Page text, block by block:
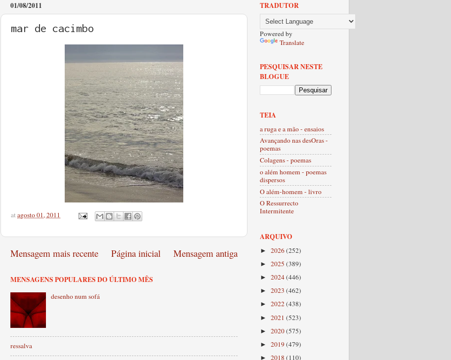
01/08/2011
mar de cacimbo
atagosto 01, 2011
Mensagem mais recente Mensagem antiga
Página inicial
MENSAGENS POPULARES DO ÚLTIMO MÊS
desenho num sofá
ressalva
TRADUTOR
Powered by
Translate
PESQUISAR NESTE
BLOGUE
TEIA
a ruga e a mão - ensaios
Avançando nas desOras -
poemas
Colagens - poemas
o além homem - poemas
dispersos
O além-homem - livro
O Ressurrecto
Intermitente
ARQUIVO
► 2026(252)
► 2025 (389)
► 2024(446)
► 2023 (462)
► 2022(438)
► 2021 (523)
► 2020(575)
► 2019(479)
► 2018 (110)